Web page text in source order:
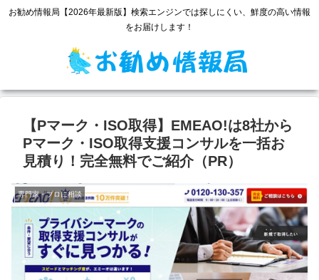
お勧め情報局【2026年最新版】検索エンジンでは探しにくい、鮮度の高い情報
をお届けします！
【Pマーク・ISO取得】EMEAO!は8社から
Pマーク・ISO取得支援コンサルを一括お
見積り！完全無料でご紹介（PR）
専門家・プロに相談